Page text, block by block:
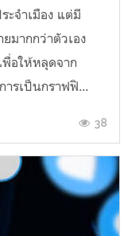
ะจำเมือง แต่มี
มากกว่าตัวเอง
พื่อให้หลุดจาก
รเป็นกราฟฟิ...
38